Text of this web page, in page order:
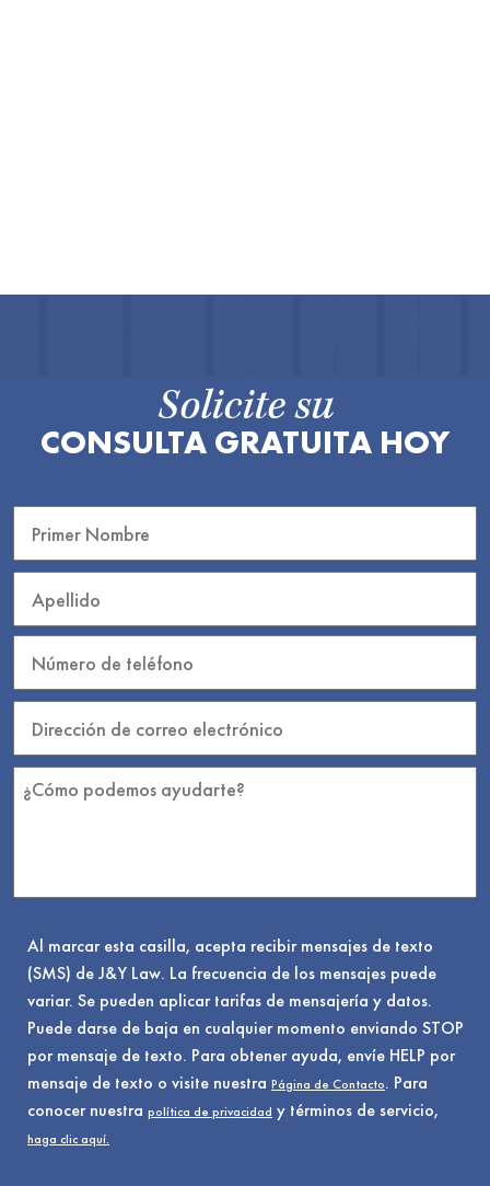
Solicite su
CONSULTA GRATUITA HOY
Al marcar esta casilla, acepta recibir mensajes de texto
(SMS) de J&Y Law. La frecuencia de los mensajes puede
variar. Se pueden aplicar tarifas de mensajería y datos.
Puede darse de baja en cualquier momento enviando STOP
por mensaje de texto. Para obtener ayuda, envíe HELP por
mensaje de texto o visite nuestra Página de Contacto. Para
conocer nuestra política de privacidad y términos de servicio,
haga clic aquí.